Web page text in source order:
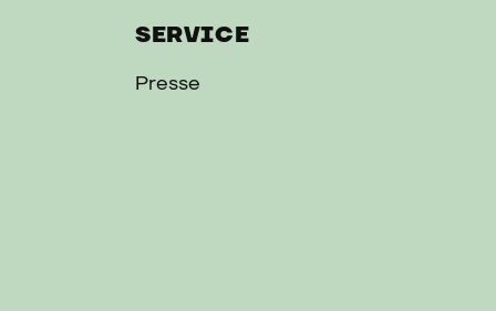
SERVICE
Presse